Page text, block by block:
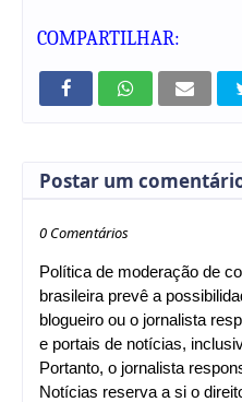
COMPARTILHAR:
Postar um
0 Comentários
Política de moderação de
brasileira prevê a
blogueiro ou o jornalista
e portais de notícias,
Portanto, o jornalista
Notícias reserva a si o